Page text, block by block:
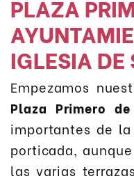
PLAZA
IGLESIA DE
Empezamos
Plaza Primero
importantes de
porticada,
las varias